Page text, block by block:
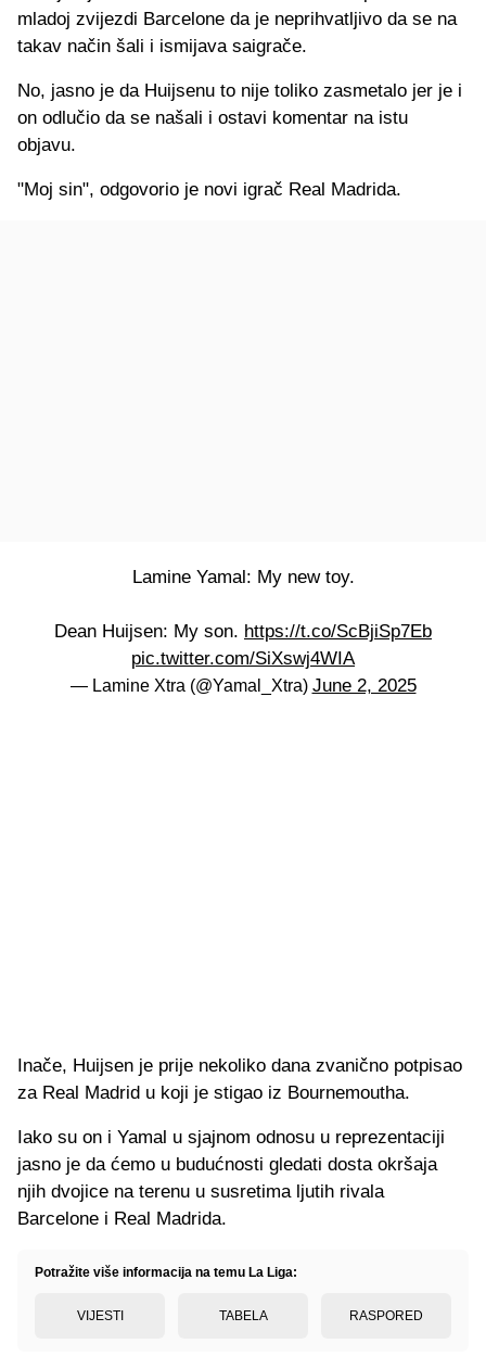
mladoj zvijezdi Barcelone da je neprihvatljivo da se na
takav način šali i ismijava saigrače.
No, jasno je da Huijsenu to nije toliko zasmetalo jer je i
on odlučio da se našali i ostavi komentar na istu
objavu.
"Moj sin", odgovorio je novi igrač Real Madrida.
Lamine Yamal: My new toy.
Dean Huijsen: My son. https://t.co/ScBjiSp7Eb
pic.twitter.com/SiXswj4WIA
— Lamine Xtra (@Yamal_Xtra) June 2, 2025
Inače, Huijsen je prije nekoliko dana zvanično potpisao
za Real Madrid u koji je stigao iz Bournemoutha.
Iako su on i Yamal u sjajnom odnosu u reprezentaciji
jasno je da ćemo u budućnosti gledati dosta okršaja
njih dvojice na terenu u susretima ljutih rivala
Barcelone i Real Madrida.
Potražite više informacija na temu La Liga:
VIJESTI TABELA RASPORED